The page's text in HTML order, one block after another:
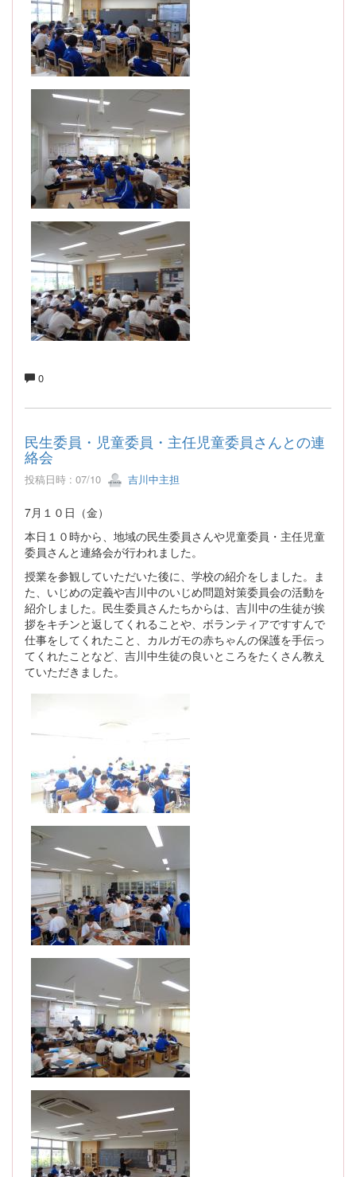
0
民生委員・児童委員・主任児童委員さんとの連
絡会
投稿日時 : 07/10 吉川中主担
7月１０日（金）
本日１０時から、地域の民生委員さんや児童委員・主任児童
委員さんと連絡会が行われました。
授業を参観していただいた後に、学校の紹介をしました。ま
た、いじめの定義や吉川中のいじめ問題対策委員会の活動を
紹介しました。民生委員さんたちからは、吉川中の生徒が挨
拶をキチンと返してくれることや、ボランティアですすんで
仕事をしてくれたこと、カルガモの赤ちゃんの保護を手伝っ
てくれたことなど、吉川中生徒の良いところをたくさん教え
ていただきました。